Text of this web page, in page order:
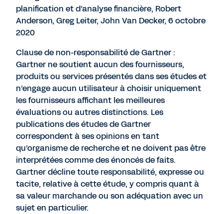
planification et d’analyse financière, Robert
Anderson, Greg Leiter, John Van Decker, 6 octobre
2020
Clause de non-responsabilité de Gartner :
Gartner ne soutient aucun des fournisseurs,
produits ou services présentés dans ses études et
n’engage aucun utilisateur à choisir uniquement
les fournisseurs affichant les meilleures
évaluations ou autres distinctions. Les
publications des études de Gartner
correspondent à ses opinions en tant
qu’organisme de recherche et ne doivent pas être
interprétées comme des énoncés de faits.
Gartner décline toute responsabilité, expresse ou
tacite, relative à cette étude, y compris quant à
sa valeur marchande ou son adéquation avec un
sujet en particulier.